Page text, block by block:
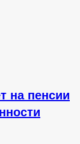
на пенсии